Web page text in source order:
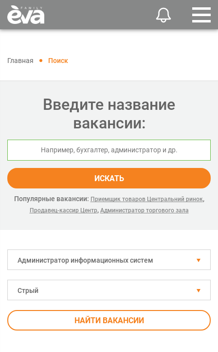
Главная Поиск
Введите название
вакансии:
ИСКАТЬ
Популярные вакансии: Приемщик товаров Центральний ринок,
Продавец-кассир Центр, Администратор торгового зала
Администратор информационных систем
Стрый
НАЙТИ ВАКАНСИИ